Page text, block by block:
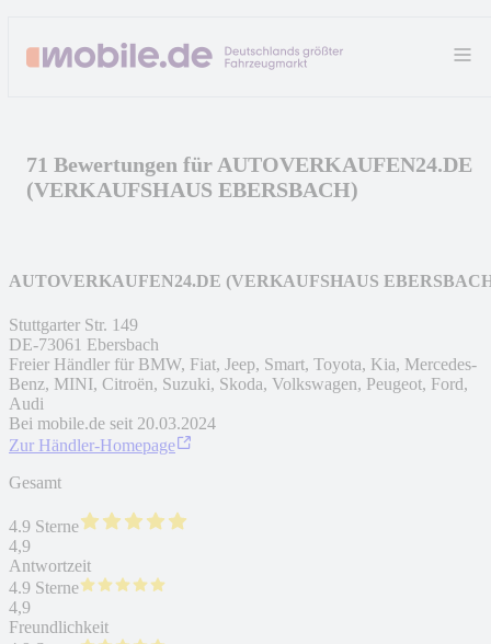
71 Bewertungen für AUTOVERKAUFEN24.DE
(VERKAUFSHAUS EBERSBACH)
AUTOVERKAUFEN24.DE (VERKAUFSHAUS
Stuttgarter Str. 149
DE-73061 Ebersbach
Freier Händler für BMW, Fiat, Jeep, Smart, Toyota, Kia, Mercedes-
Benz, MINI, Citroën, Suzuki, Skoda, Volkswagen, Peugeot, Ford,
Audi
Bei mobile.de seit 20.03.2024
Zur Händler-Homepage
Gesamt
4.9 Sterne
4,9
Antwortzeit
4.9 Sterne
4,9
Freundlichkeit